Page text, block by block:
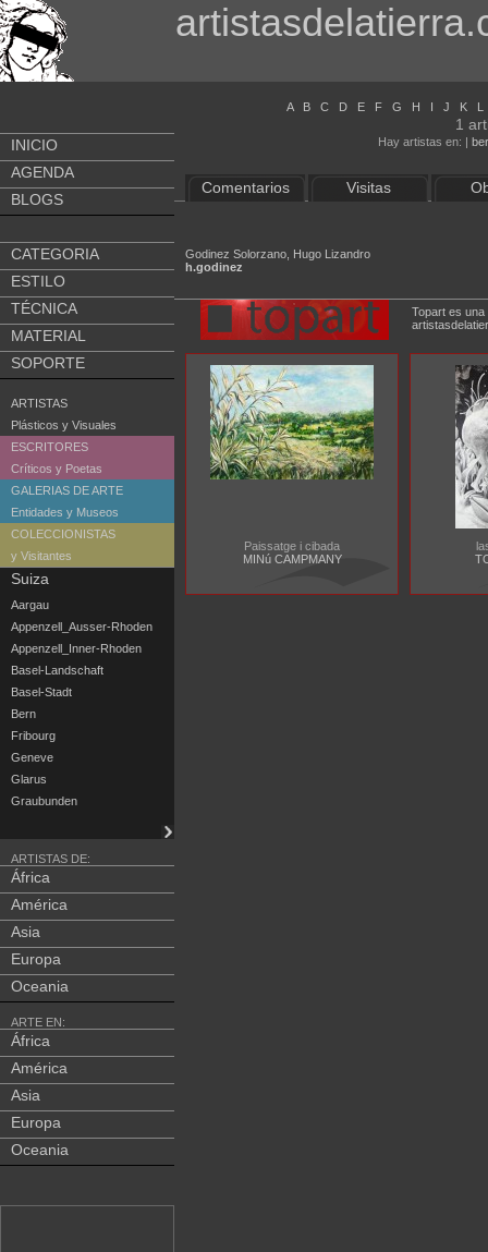
INICIO
AGENDA
BLOGS
CATEGORIA
ESTILO
TÉCNICA
MATERIAL
SOPORTE
ARTISTAS
Plásticos y Visuales
ESCRITORES
Críticos y Poetas
GALERIAS DE ARTE
Entidades y Museos
COLECCIONISTAS
y Visitantes
Suiza
Aargau
Appenzell_Ausser-Rhoden
Appenzell_Inner-Rhoden
Basel-Landschaft
Basel-Stadt
Bern
Fribourg
Geneve
Glarus
Graubunden
ARTISTAS DE:
África
América
Asia
Europa
Oceania
ARTE EN:
África
América
Asia
Europa
Oceania
A B C D E F G H I J K L
1
Hay artistas en: |
Comentarios Visitas
Godinez Solorzano, Hugo Lizandro
h.godinez
Topart es
Paissatge i cibada
MINú CAMPMANY